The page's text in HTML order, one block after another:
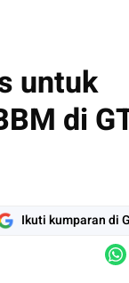
untuk
di
Ikuti kumparan di